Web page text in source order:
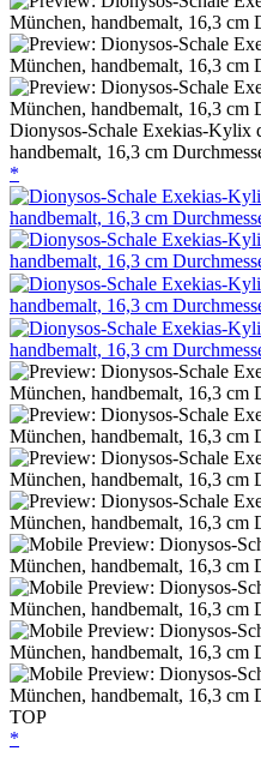
Dionysos-Schale Exekias-Kylix
handbemalt, 16,3 cm
*
TOP
*